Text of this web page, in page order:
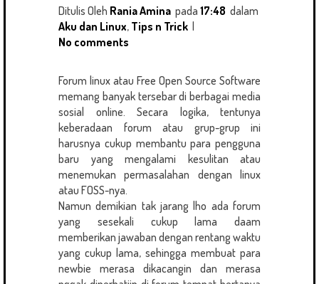
Ditulis Oleh Rania Amina pada 17:48 dalam
Aku dan Linux, Tips n Trick
No comments
Forum linux atau Free Open Source Software
memang banyak tersebar di berbagai media
sosial online. Secara logika, tentunya
keberadaan forum atau grup-grup ini
harusnya cukup membantu para pengguna
baru yang mengalami kesulitan atau
menemukan permasalahan dengan linux
atau FOSS-nya.
Namun demikian tak jarang lho ada forum
yang sesekali cukup lama daam
memberikan jawaban dengan rentang waktu
yang cukup lama, sehingga membuat para
newbie merasa dikacangin dan merasa